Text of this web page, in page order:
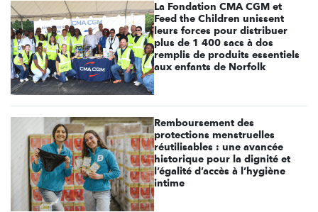
La Fondation CMA CGM et
Feed the Children unissent
leurs forces pour distribuer
plus de 1 400 sacs à dos
remplis de produits essentiels
aux enfants de Norfolk
Remboursement des
protections menstruelles
réutilisables : une avancée
historique pour la dignité et
l’égalité d’accès à l’hygiène
intime